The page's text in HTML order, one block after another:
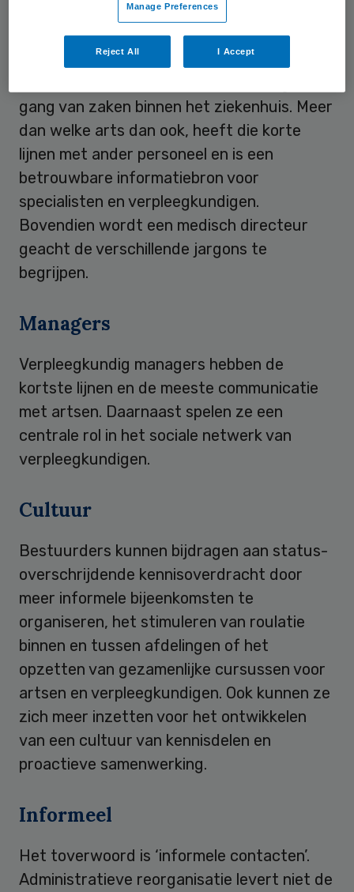
Medisch directeur
Volgens Tasselli is dat in de eerste plaats de
gang van zaken binnen het ziekenhuis. Meer
dan welke arts dan ook, heeft die korte
lijnen met ander personeel en is een
betrouwbare informatiebron voor
specialisten en verpleegkundigen.
Bovendien wordt een medisch directeur
geacht de verschillende jargons te
begrijpen.
Managers
Verpleegkundig managers hebben de
kortste lijnen en de meeste communicatie
met artsen. Daarnaast spelen ze een
centrale rol in het sociale netwerk van
verpleegkundigen.
Cultuur
Bestuurders kunnen bijdragen aan status-
overschrijdende kennisoverdracht door
meer informele bijeenkomsten te
organiseren, het stimuleren van roulatie
binnen en tussen afdelingen of het
opzetten van gezamenlijke cursussen voor
artsen en verpleegkundigen. Ook kunnen ze
zich meer inzetten voor het ontwikkelen
van een cultuur van kennisdelen en
proactieve samenwerking.
Informeel
Het toverwoord is ‘informele contacten’.
Administratieve reorganisatie levert niet de
Manage Preferences
Reject All I Accept